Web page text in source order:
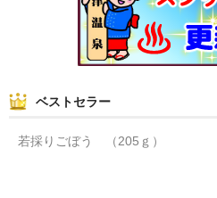
ぐんまちゃん
スイーツ
文具
ベストセラー
若採りごぼう （205ｇ）